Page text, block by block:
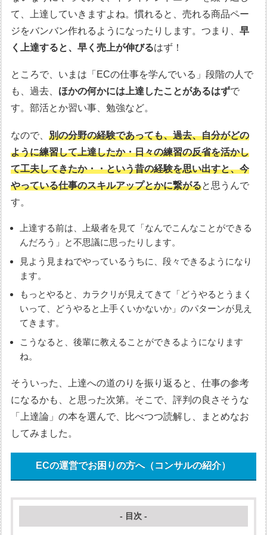
て、上達していきますよね。慣れると、売れる商品ペー
ジをバンバン作れるようになったりします。つまり、早
く上達すると、早く売上が伸びるはず！
ところで、いまは「ECの仕事を学んでいる」段階の人で
も、過去、 ほかの何かには上達したことがあるはずで
す。部活とか習い事、勉強など。
なので、別の分野の経験であっても、過去、自分がどの
ように練習して上達したか・日々の練習の反省を活かし
て工夫してきたか・・という昔の経験を思い出すと、今
やっている仕事のスキルアップとかに繋がると思うんで
す。
上達する前は、上級者を見て「なんでこんなことができる
んだろう」と不思議に思ったりします。
見よう見まねでやっているうちに、段々できるようになり
ます。
もっとやると、カラクリが見えてきて「どうやるとうまく
いって、どうやると上手くいかないか」のパターンが見え
てきます。
こうなると、後輩に教えることができるようになります
ね。
そういった、上達への道のりを振り返ると、仕事の参考
になるかも、と思った次第。そこで、評判の良さそうな
「上達論」の本を選んで、比べつつ読解し、まとめなお
してみました。
ECの運営でお困りの方へ（コンサルの紹介）
- 目次 -